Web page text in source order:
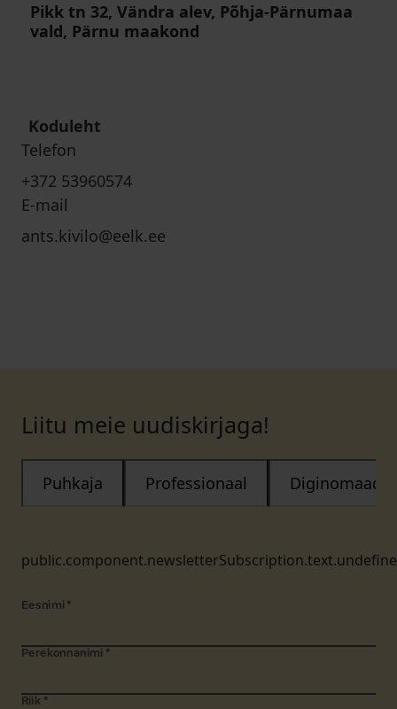
Pikk tn 32, Vändra alev, Põhja-Pärnumaa
vald, Pärnu maakond
Koduleht
Telefon
+372 53960574
E-mail
ants.kivilo@eelk.ee
Liitu meie uudiskirjaga!
Puhkaja Professionaal Diginomaad
Eesnimi *
Perekonnanimi *
Riik *